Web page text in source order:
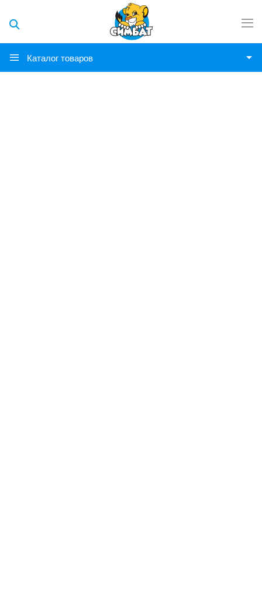
Каталог товаров